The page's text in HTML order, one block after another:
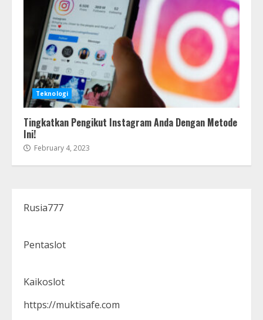
Teknologi
Tingkatkan Pengikut Instagram Anda Dengan Metode
Ini!
February 4, 2023
Rusia777
Pentaslot
Kaikoslot
https://muktisafe.com